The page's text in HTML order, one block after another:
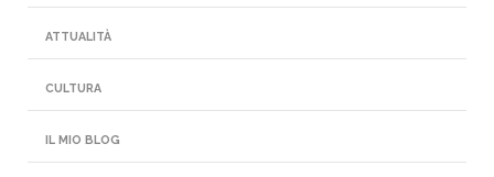
ATTUALITÀ
CULTURA
IL MIO BLOG